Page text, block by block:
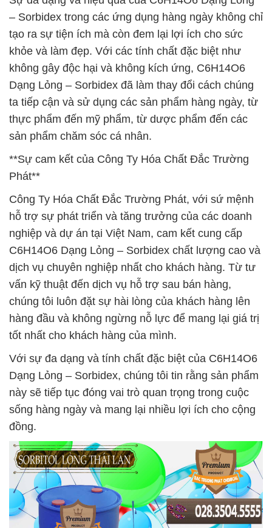
– Sorbidex trong các ứng dụng hàng ngày không chỉ
tạo ra sự tiện ích mà còn đem lại lợi ích cho sức
khỏe và làm đẹp. Với các tính chất đặc biệt như
không gây độc hại và không kích ứng, C6H14O6
Dạng Lỏng – Sorbidex đã làm thay đổi cách chúng
ta tiếp cận và sử dụng các sản phẩm hàng ngày, từ
thực phẩm đến mỹ phẩm, từ dược phẩm đến các
sản phẩm chăm sóc cá nhân.
**Sự cam kết của Công Ty Hóa Chất Đắc Trường
Phát**
Công Ty Hóa Chất Đắc Trường Phát, với sứ mệnh
hỗ trợ sự phát triển và tăng trưởng của các doanh
nghiệp và dự án tại Việt Nam, cam kết cung cấp
C6H14O6 Dạng Lỏng – Sorbidex chất lượng cao và
dịch vụ chuyên nghiệp nhất cho khách hàng. Từ tư
vấn kỹ thuật đến dịch vụ hỗ trợ sau bán hàng,
chúng tôi luôn đặt sự hài lòng của khách hàng lên
hàng đầu và không ngừng nỗ lực để mang lại giá trị
tốt nhất cho khách hàng của mình.
Với sự đa dạng và tính chất đặc biệt của C6H14O6
Dạng Lỏng – Sorbidex, chúng tôi tin rằng sản phẩm
này sẽ tiếp tục đóng vai trò quan trọng trong cuộc
sống hàng ngày và mang lại nhiều lợi ích cho cộng
đồng.